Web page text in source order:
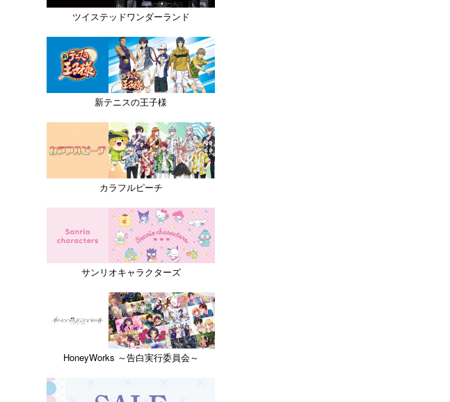
ツイステッドワンダーランド
新テニスの王子様
カラフルピーチ
サンリオキャラクターズ
HoneyWorks ～告白実行委員会～